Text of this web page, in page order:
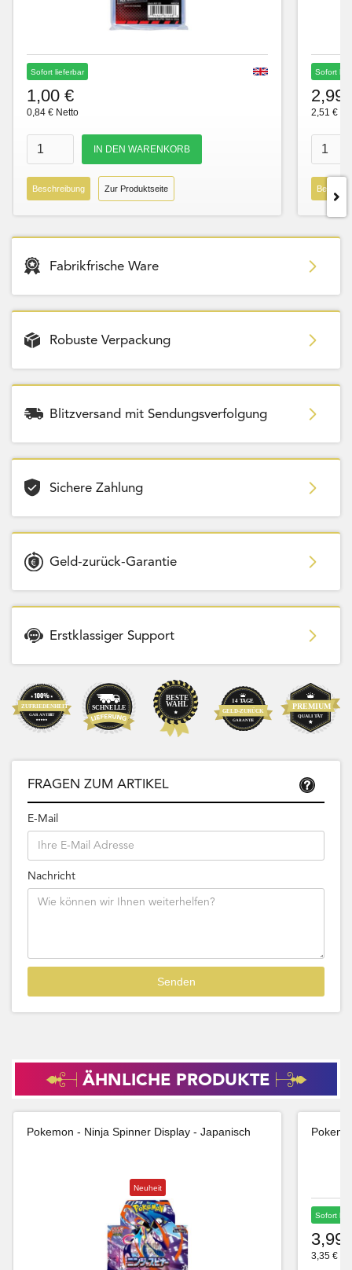
Sofort lieferbar
1,00 €
0,84 € Netto
Beschreibung Zur Produktseite
Sofort
2,99
2,51 €
Fabrikfrische Ware
Robuste Verpackung
Blitzversand mit Sendungsverfolgung
Sichere Zahlung
Geld-zurück-Garantie
Erstklassiger Support
FRAGEN ZUM ARTIKEL
E-Mail
Nachricht
ÄHNLICHE PRODUKTE
Pokemon - Ninja Spinner Display - Japanisch
Neuheit
Sofort
3,99
3,35 €